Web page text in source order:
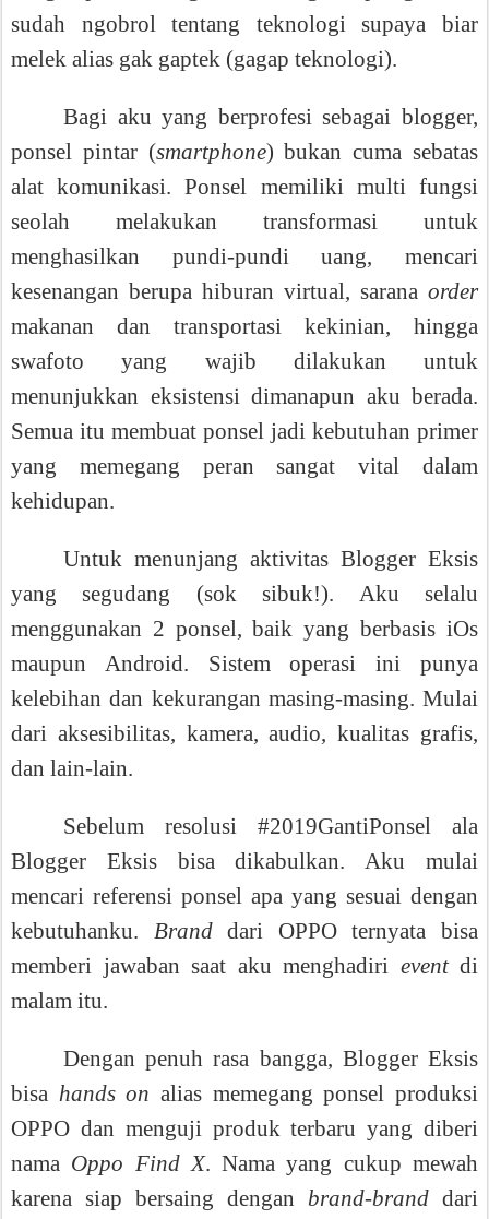
sudah ngobrol tentang teknologi supaya biar
melek alias gak gaptek (gagap teknologi).
Bagi aku yang berprofesi sebagai blogger,
ponsel pintar (smartphone) bukan cuma sebatas
alat komunikasi. Ponsel memiliki multi fungsi
seolah melakukan transformasi untuk
menghasilkan pundi-pundi uang, mencari
kesenangan berupa hiburan virtual, sarana order
makanan dan transportasi kekinian, hingga
swafoto yang wajib dilakukan untuk
menunjukkan eksistensi dimanapun aku berada.
Semua itu membuat ponsel jadi kebutuhan primer
yang memegang peran sangat vital dalam
kehidupan.
Untuk menunjang aktivitas Blogger Eksis
yang segudang (sok sibuk!). Aku selalu
menggunakan 2 ponsel, baik yang berbasis iOs
maupun Android. Sistem operasi ini punya
kelebihan dan kekurangan masing-masing. Mulai
dari aksesibilitas, kamera, audio, kualitas grafis,
dan lain-lain.
Sebelum resolusi #2019GantiPonsel ala
Blogger Eksis bisa dikabulkan. Aku mulai
mencari referensi ponsel apa yang sesuai dengan
kebutuhanku. Branddari OPPO ternyata bisa
memberi jawaban saat aku menghadiri eventdi
malam itu.
Dengan penuh rasa bangga, Blogger Eksis
bisa hands on alias memegang ponsel produksi
OPPO dan menguji produk terbaru yang diberi
nama Oppo Find X. Nama yang cukup mewah
karena siap bersaing dengan brand-brand dari